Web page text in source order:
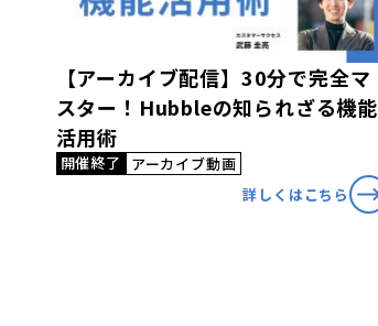
【アーカイブ配信】30分で完全マ
スター！Hubbleの知られざる機能
活用術
開催終了
アーカイブ動画
詳しくはこちら